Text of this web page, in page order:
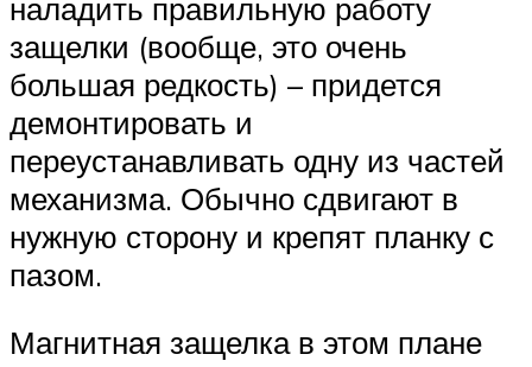
наладить правильную работу
защелки (вообще, это очень
большая редкость) – придется
демонтировать и
переустанавливать одну из частей
механизма. Обычно сдвигают в
нужную сторону и крепят планку с
пазом.
Магнитная защелка в этом плане